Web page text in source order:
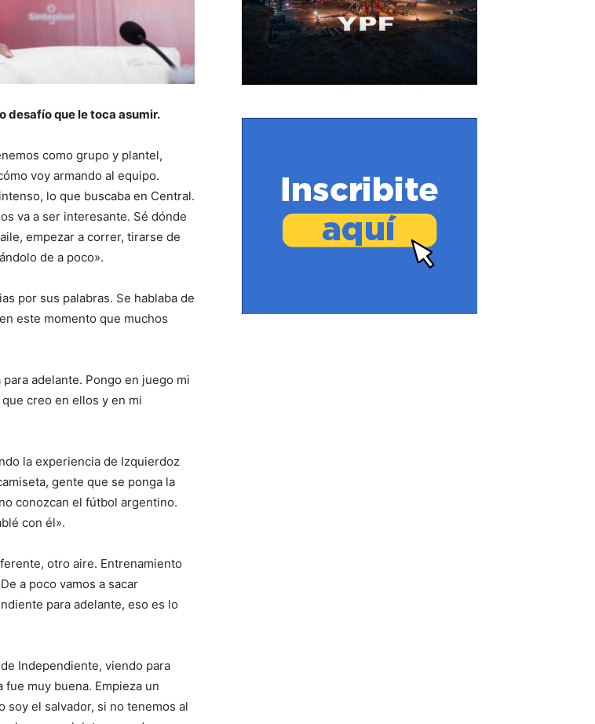
desafío que le toca asumir.
como grupo y plantel,
voy armando al equipo.
lo que buscaba en Central.
va a ser interesante. Sé dónde
empezar a correr, tirarse de
de a poco».
por sus palabras. Se hablaba de
este momento que muchos
adelante. Pongo en juego mi
creo en ellos y en mi
la experiencia de Izquierdoz
gente que se ponga la
conozcan el fútbol argentino.
con él».
otro aire. Entrenamiento
a poco vamos a sacar
para adelante, eso es lo
Independiente, viendo para
muy buena. Empieza un
soy el salvador, si no tenemos al